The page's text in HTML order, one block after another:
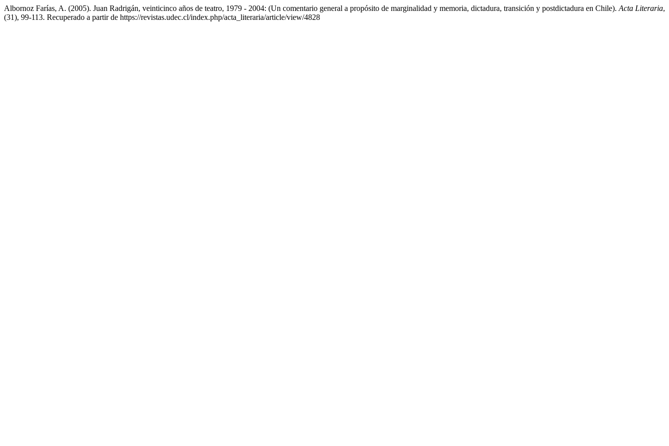
Albornoz Farías, A. (2005). Juan Radrigán, veinticinco años de teatro, 1979 - 2004: (Un comentario general a propósito de marginalidad y memoria, dictadura, transición y postdictadura en Chile). Acta Literaria,
(31), 99-113. Recuperado a partir de https://revistas.udec.cl/index.php/acta_literaria/article/view/4828